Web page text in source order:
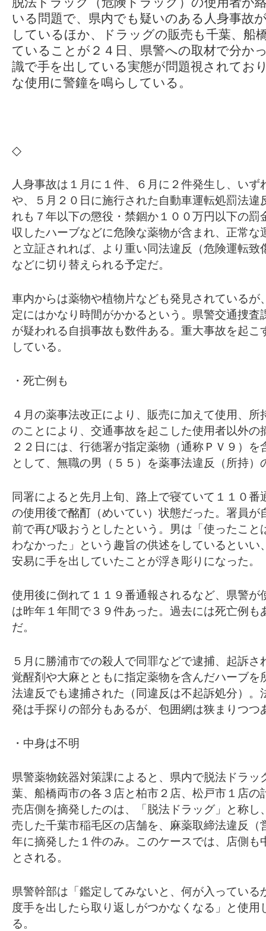
いる問題で、県内でも疑いのある人身事故
しているほか、ドラッグの販売も千葉、船
ていることが２４日、県警への取材で分か
識で手を出している実態が問題視されてお
な使用に警鐘を鳴らしている。
◇
人身事故は１月に１件、６月に２件発生し、い
や、５月２０日に施行された自動車運転処罰法違
れも７年以下の懲役・禁錮か１００万円以下の罰
収したハーブなどに危険な薬物が含まれ、正常な
と立証されれば、より重い同法違反（危険運転
などに切り替えられる予定だ。
車内からは薬物や植物片なども発見されているが
定にはかなり時間がかかるという。県警交通捜査
が疑われる自損事故も数件ある。重大事故を起こ
している。
・死亡例も
４月の薬事法改正により、販売に加えて使用、
のことにより、交通事故を起こした使用者以外の
２２日には、行徳署が指定薬物（通称ＰＶ９）
として、無職の男（５５）を薬事法違反（所持）
同署によると先月上旬、路上で寝ていて１１０番
の使用後で酩酊（めいてい）状態だった。署員が
前で再び吸おうとしたという。男は「使ったこと
わなかった」という趣旨の供述をしているといい
安易に手を出していたことが浮き彫りになった。
使用後に倒れて１１９番通報されるなど、県警が
は昨年１年間で３９件あった。過去には死亡例も
だ。
５月に勝浦市での殺人で同罪などで逮捕、起訴
覚醒剤や大麻とともに指定薬物を含んだハーブを
法違反でも逮捕された（同違反は不起訴処分）。
発は手探りの部分もあるが、包囲網は狭まりつつ
・中身は不明
県警薬物銃器対策課によると、県内で脱法ドラッ
葉、船橋両市の各３店と柏市２店、松戸市１店の
売店側を摘発したのは、「脱法ドラッグ」と称し
売した千葉市稲毛区の店舗を、麻薬取締法違反（
年に摘発した１件のみ。このケースでは、店側も
とされる。
県警幹部は「鑑定してみないと、何が入っている
度手を出したら取り返しがつかなくなる」と使用
る。